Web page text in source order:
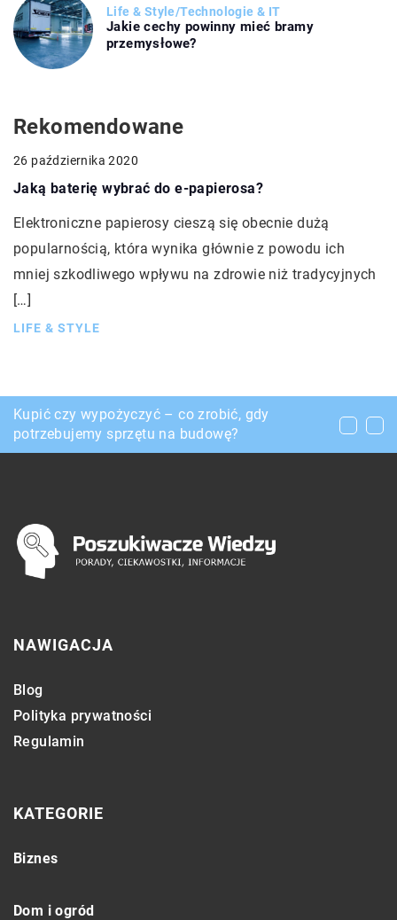
Life & Style/Technologie & IT
Jakie cechy powinny mieć bramy
przemysłowe?
Rekomendowane
26 października 2020
Jaką baterię wybrać do e-papierosa?
Elektroniczne papierosy cieszą się obecnie dużą
popularnością, która wynika głównie z powodu ich
mniej szkodliwego wpływu na zdrowie niż tradycyjnych
[…]
LIFE & STYLE
Praca – gdzie jej szukać?
Kupić czy wypożyczyć – co zrobić, gdy
potrzebujemy sprzętu na budowę?
Dzianina – jej rodzaje i zastosowanie na rynku
NAWIGACJA
Blog
Polityka prywatności
Regulamin
KATEGORIE
Biznes
Dom i ogród